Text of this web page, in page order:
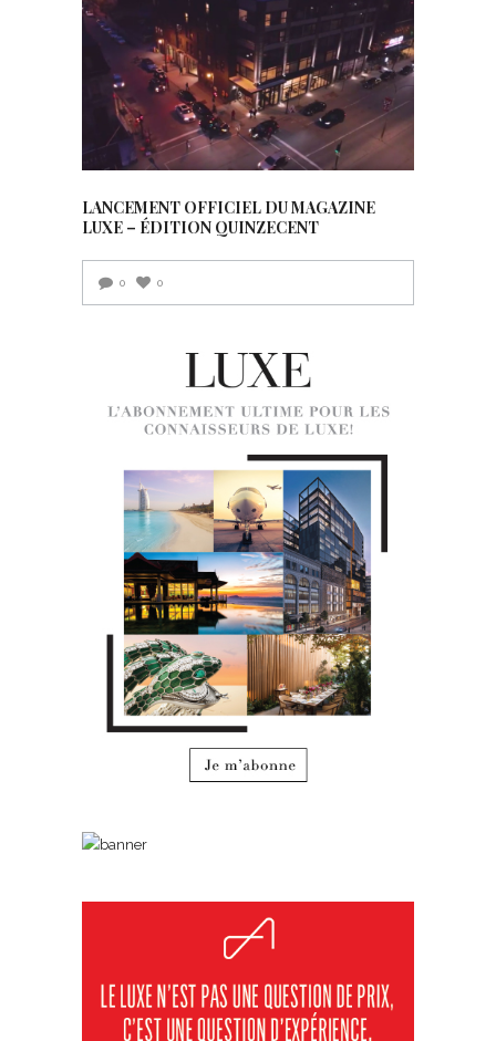
LANCEMENT OFFICIEL DU MAGAZINE
LUXE – ÉDITION QUINZECENT
0 0